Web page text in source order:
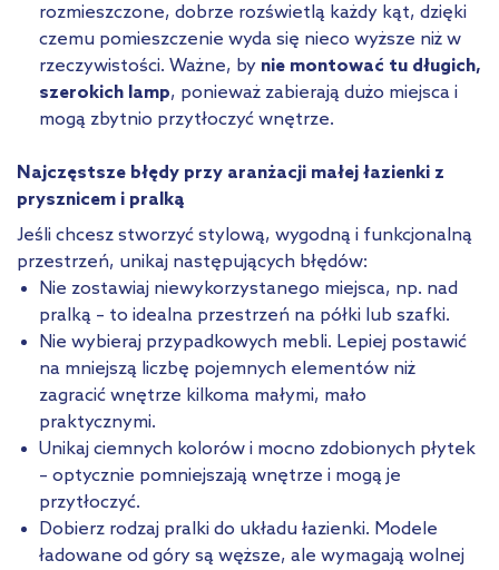
rozmieszczone, dobrze rozświetlą każdy kąt, dzięki
czemu pomieszczenie wyda się nieco wyższe niż w
rzeczywistości. Ważne, by nie montować tu długich,
szerokich lamp, ponieważ zabierają dużo miejsca i
mogą zbytnio przytłoczyć wnętrze.
Najczęstsze błędy przy aranżacji małej łazienki z
prysznicem i pralką
Jeśli chcesz stworzyć stylową, wygodną i funkcjonalną
przestrzeń, unikaj następujących błędów:
Nie zostawiaj niewykorzystanego miejsca, np. nad
pralką – to idealna przestrzeń na półki lub szafki.
Nie wybieraj przypadkowych mebli. Lepiej postawić
na mniejszą liczbę pojemnych elementów niż
zagracić wnętrze kilkoma małymi, mało
praktycznymi.
Unikaj ciemnych kolorów i mocno zdobionych płytek
– optycznie pomniejszają wnętrze i mogą je
przytłoczyć.
Dobierz rodzaj pralki do układu łazienki. Modele
ładowane od góry są węższe, ale wymagają wolnej